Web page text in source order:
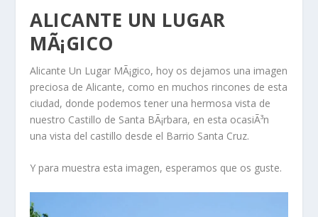
ALICANTE UN LUGAR
MÃ¡GICO
Alicante Un Lugar MÃ¡gico, hoy os dejamos una imagen
preciosa de Alicante, como en muchos rincones de esta
ciudad, donde podemos tener una hermosa vista de
nuestro Castillo de Santa BÃ¡rbara, en esta ocasiÃ³n
una vista del castillo desde el Barrio Santa Cruz.
Y para muestra esta imagen, esperamos que os guste.